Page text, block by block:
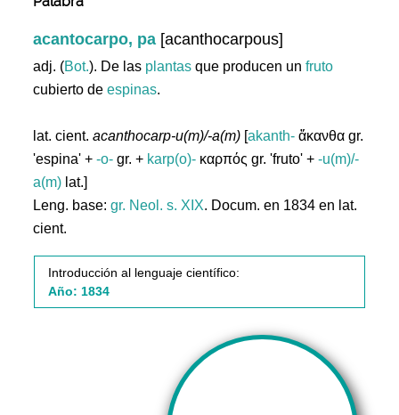
acantocarpo, pa [acanthocarpous]
adj. (Bot.). De las plantas que producen unfruto
cubierto deespinas.
lat. cient.acanthocarp-u(m)/-a(m) [akanth- ἄκανθα gr.
'espina' +-o- gr. + karp(o)- καρπός gr. 'fruto' +-u(m)/-
a(m) lat.]
Leng. base:gr. Neol. s. XIX. Docum. en 1834 en lat.
cient.
Introducción al lenguaje científico:
Año: 1834